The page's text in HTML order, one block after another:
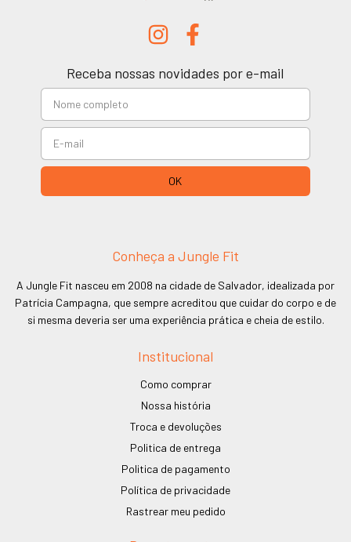
Receba nossas novidades por e-mail
Conheça a Jungle Fit
A Jungle Fit nasceu em 2008 na cidade de Salvador, idealizada por
Patrícia Campagna, que sempre acreditou que cuidar do corpo e de
si mesma deveria ser uma experiência prática e cheia de estilo.
Institucional
Como comprar
Nossa história
Troca e devoluções
Politica de entrega
Politica de pagamento
Política de privacidade
Rastrear meu pedido